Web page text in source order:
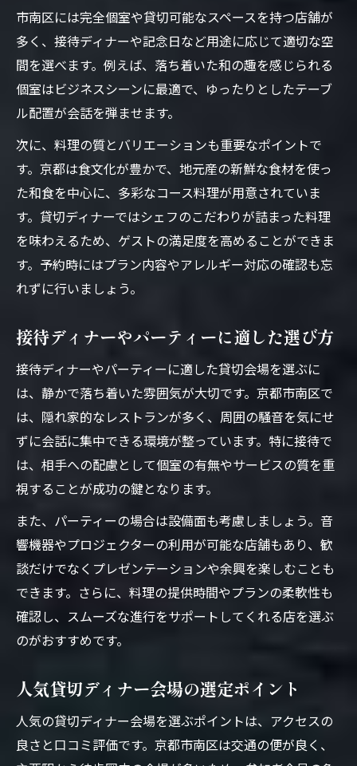
市南区には完全個室や貸切可能なスペースを持つ店舗が
多く、接待ディナーや記念日など用途に応じて適切な空
間を選べます。例えば、落ち着いた和の趣を感じられる
個室はビジネスシーンに最適で、ゆったりとしたテーブ
ル配置が会話を弾ませます。
次に、料理の質とバリエーションも重要なポイントで
す。京都は食文化が豊かで、地元産の新鮮な食材を使っ
た和食を中心に、多彩なコース料理が用意されていま
す。貸切ディナーではシェフのこだわりが詰まった料理
を味わえるため、ゲストの満足度を高めることができま
す。予約時にはプラン内容やアレルギー対応の確認も忘
れずに行いましょう。
接待ディナーやパーティーに適した選び方
接待ディナーやパーティーに適した貸切会場を選ぶに
は、静かで落ち着いた雰囲気が大切です。京都市南区で
は、隠れ家的なレストランが多く、周囲の騒音を気にせ
ずに会話に集中できる環境が整っています。特に接待で
は、相手への配慮として個室の有無やサービスの質を重
視することが成功の鍵となります。
また、パーティーの場合は設備面も考慮しましょう。音
響機器やプロジェクターの利用が可能な店舗もあり、歓
談だけでなくプレゼンテーションや余興を楽しむことも
できます。さらに、料理の提供時間やプランの柔軟性も
確認し、スムーズな進行をサポートしてくれる店を選ぶ
のがおすすめです。
人気貸切ディナー会場の選定ポイント
人気の貸切ディナー会場を選ぶポイントは、アクセスの
良さと口コミ評価です。京都市南区は交通の便が良く、